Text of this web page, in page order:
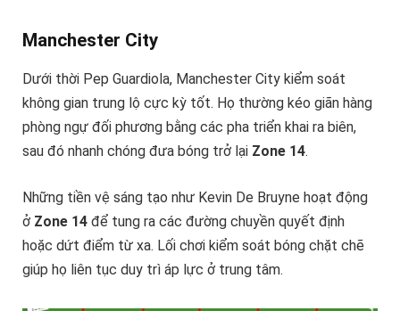
Manchester City
Dưới thời Pep Guardiola, Manchester City kiểm soát
không gian trung lộ cực kỳ tốt. Họ thường kéo giãn hàng
phòng ngự đối phương bằng các pha triển khai ra biên,
sau đó nhanh chóng đưa bóng trở lại Zone 14.
Những tiền vệ sáng tạo như Kevin De Bruyne hoạt động
ở Zone 14 để tung ra các đường chuyền quyết định
hoặc dứt điểm từ xa. Lối chơi kiểm soát bóng chặt chẽ
giúp họ liên tục duy trì áp lực ở trung tâm.